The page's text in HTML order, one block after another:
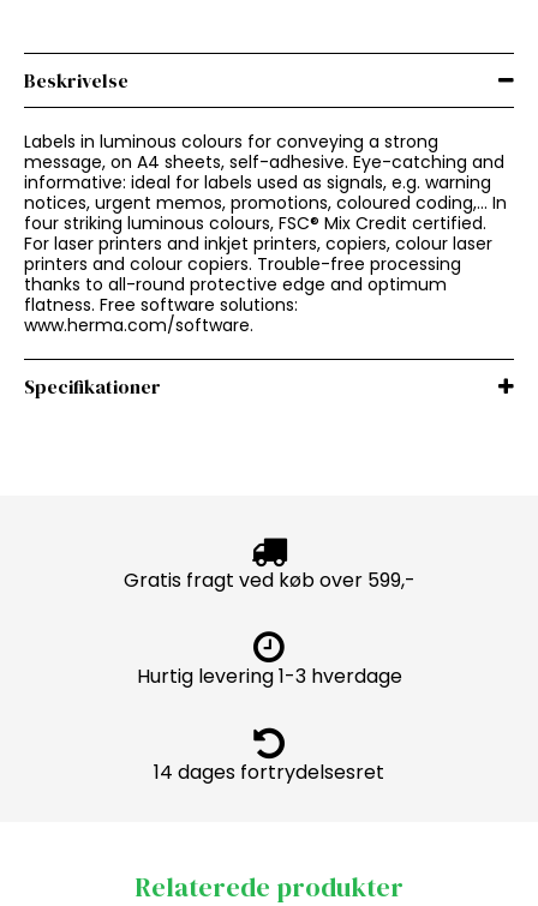
Beskrivelse
Labels in luminous colours for conveying a strong
message, on A4 sheets, self-adhesive. Eye-catching and
informative: ideal for labels used as signals, e.g. warning
notices, urgent memos, promotions, coloured coding,... In
four striking luminous colours, FSC® Mix Credit certified.
For laser printers and inkjet printers, copiers, colour laser
printers and colour copiers. Trouble-free processing
thanks to all-round protective edge and optimum
flatness. Free software solutions:
www.herma.com/software.
Specifikationer
Gratis fragt ved køb over 599,-
Hurtig levering 1-3 hverdage
14 dages fortrydelsesret
Relaterede produkter